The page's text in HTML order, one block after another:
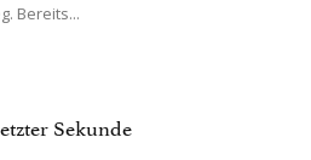
Bereits...
Sekunde